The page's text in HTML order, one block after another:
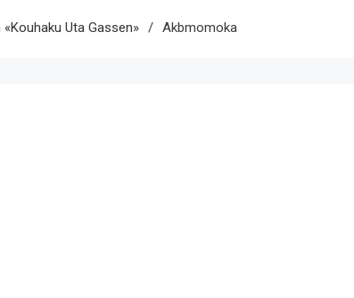
Uta Gassen» Akbmomoka